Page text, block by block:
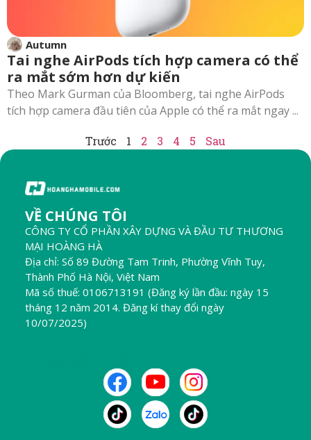
Autumn
Tai nghe AirPods tích hợp camera có thể
ra mắt sớm hơn dự kiến
Theo Mark Gurman của Bloomberg, tai nghe AirPods
tích hợp camera đầu tiên của Apple có thể ra mắt ngay ...
Trước 1 2 3 4 5 Sau
VỀ CHÚNG TÔI
CÔNG TY CỔ PHẦN XÂY DỰNG VÀ ĐẦU TƯ THƯƠNG
MẠI HOÀNG HÀ
Địa chỉ: Số 89 Đường Tam Trinh, Phường Vĩnh Tuy,
Thành Phố Hà Nội, Việt Nam
Mã số thuế: 0106713191 (Đăng ký lần đầu: ngày 15
tháng 12 năm 2014. Đăng kí thay đổi ngày
10/07/2025)